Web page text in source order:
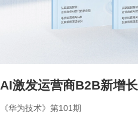
AI激发运营商B2B新增长
《华为技术》第101期